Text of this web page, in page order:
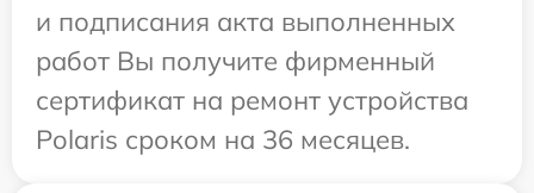
и подписания акта выполненных
работ Вы получите фирменный
сертификат на ремонт устройства
Polaris сроком на 36 месяцев.